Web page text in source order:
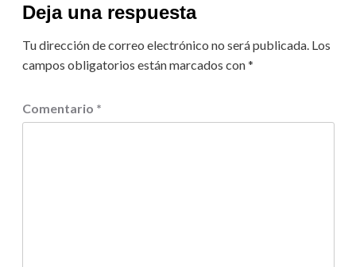
Deja una respuesta
Tu dirección de correo electrónico no será publicada. Los
campos obligatorios están marcados con*
Comentario *